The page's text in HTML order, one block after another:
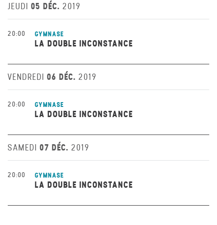
JEUDI 05 DÉC. 2019
20:00 GYMNASE
LA DOUBLE INCONSTANCE
VENDREDI 06 DÉC. 2019
20:00 GYMNASE
LA DOUBLE INCONSTANCE
SAMEDI 07 DÉC. 2019
20:00 GYMNASE
LA DOUBLE INCONSTANCE